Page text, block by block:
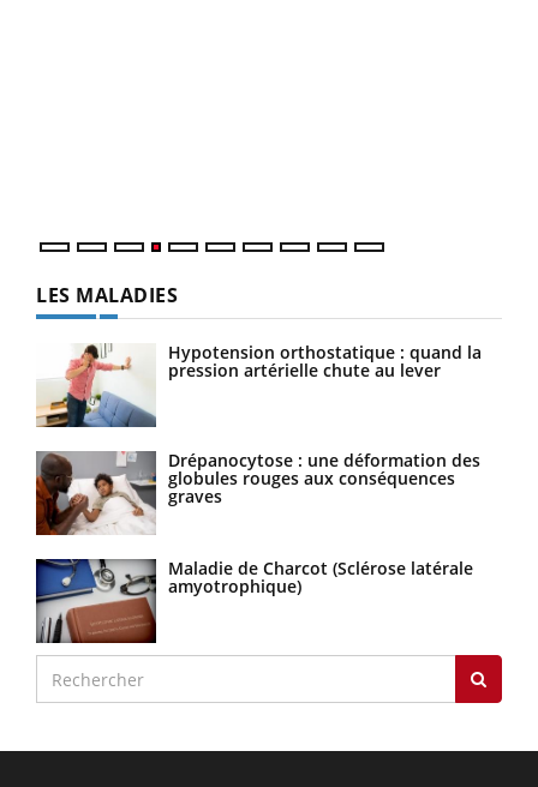
LES MALADIES
Hypotension orthostatique : quand la
pression artérielle chute au lever
Drépanocytose : une déformation des
globules rouges aux conséquences
graves
Maladie de Charcot (Sclérose latérale
amyotrophique)